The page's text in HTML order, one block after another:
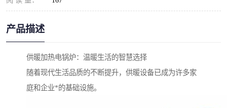
产品描述
供暖加热电锅炉：温暖生活的智慧选择
随着现代生活品质的不断提升，供暖设备已成为许多家
庭和企业*的基础设施。